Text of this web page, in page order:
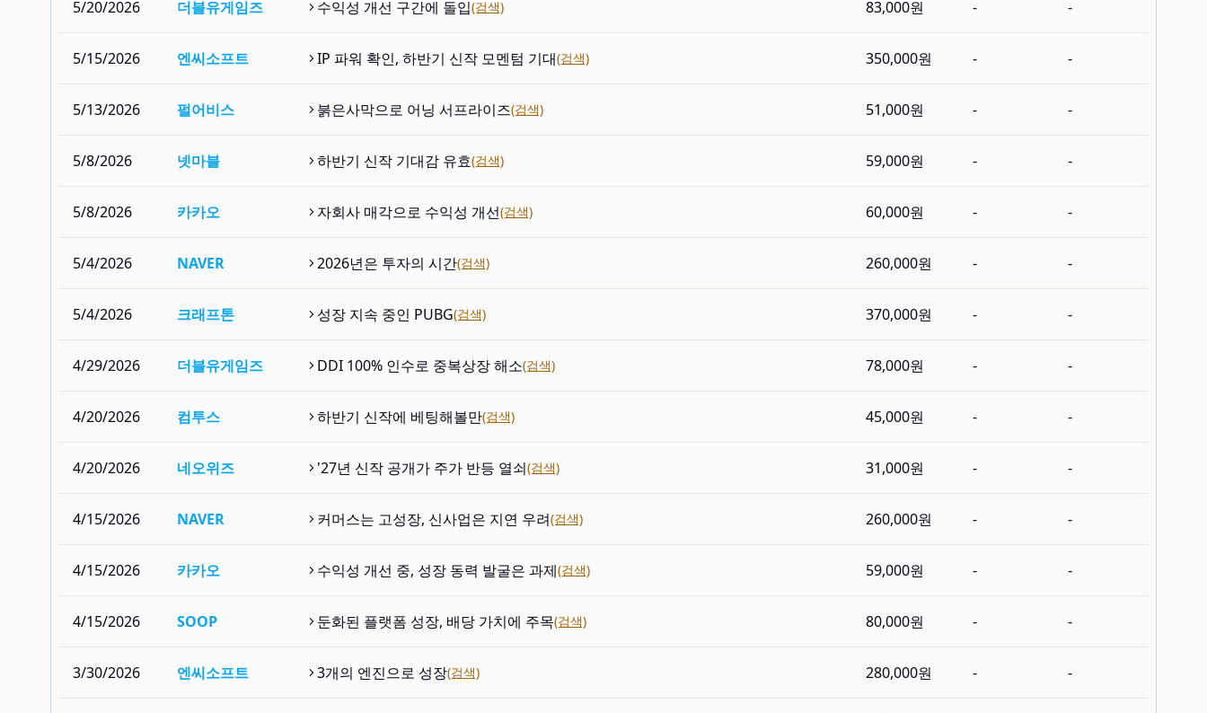
5/20/2026 더블유게임즈 수익성 개선 구간에 돌입(검색) 83,000원 - -
5/15/2026 엔씨소프트 IP 파워 확인, 하반기 신작 모멘텀 기대(검색) 350,000원 - -
5/13/2026 펄어비스 붉은사막으로 어닝 서프라이즈(검색) 51,000원 - -
5/8/2026 넷마블 하반기 신작 기대감 유효(검색) 59,000원 - -
5/8/2026 카카오 자회사 매각으로 수익성 개선(검색) 60,000원 - -
5/4/2026 NAVER 2026년은 투자의 시간(검색) 260,000원 - -
5/4/2026 크래프톤 성장 지속 중인 PUBG(검색) 370,000원 - -
4/29/2026 더블유게임즈 DDI 100% 인수로 중복상장 해소(검색) 78,000원 - -
4/20/2026 컴투스 하반기 신작에 베팅해볼만(검색) 45,000원 - -
4/20/2026 네오위즈 '27년 신작 공개가 주가 반등 열쇠(검색) 31,000원 - -
4/15/2026 NAVER 커머스는 고성장, 신사업은 지연 우려(검색) 260,000원 - -
4/15/2026 카카오 수익성 개선 중, 성장 동력 발굴은 과제(검색) 59,000원 - -
4/15/2026 SOOP 둔화된 플랫폼 성장, 배당 가치에 주목(검색) 80,000원 - -
3/30/2026 엔씨소프트 3개의 엔진으로 성장(검색) 280,000원 - -